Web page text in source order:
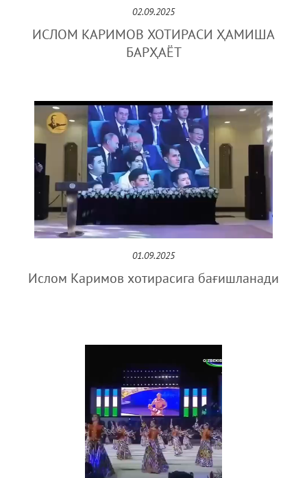
02.09.2025
ИСЛОМ КАРИМОВ ХОТИРАСИ ҲАМИША
БАРҲАЁТ
01.09.2025
Ислом Каримов хотирасига бағишланади